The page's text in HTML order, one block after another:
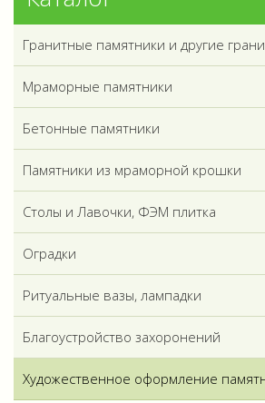
Гранитные памятники и другие
Мраморные памятники
Бетонные памятники
Памятники из мраморной крошки
Столы и Лавочки, ФЭМ плитка
Оградки
Ритуальные вазы, лампадки
Благоустройство захоронений
Художественное оформление